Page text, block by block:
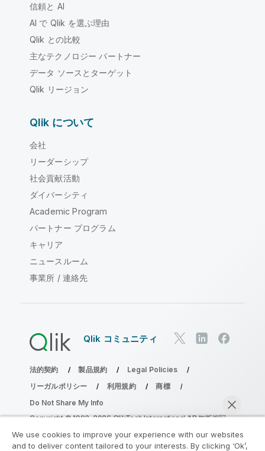
信頼と AI
AI で Qlik を選ぶ理由
Qlik との比較
主なテクノロジー パートナー
データ ソースとターゲット
Qlik リージョン
Qlik について
会社
リーダーシップ
社会貢献活動
ダイバーシティ
Academic Program
パートナー プログラム
キャリア
ニュースルーム
事業所 / 連絡先
Qlik コミュニティ
法的契約 製品規約
Legal Policies
リーガルポリシー
利用規約
商標
Do Not Share My Info
Copyright © 1993-2026 QlikTech International AB.無断複写・
We use cookies to improve your experience with our websites
and to deliver content tailored to your interests. By clicking ‘Ok’,